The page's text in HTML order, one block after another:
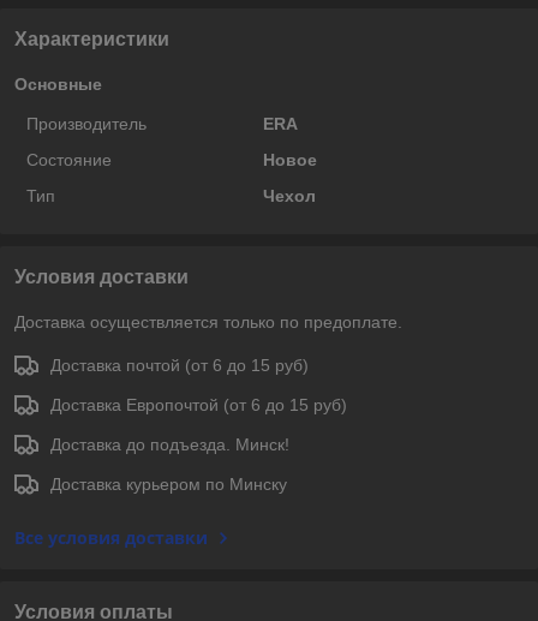
Характеристики
Основные
Производитель
ERA
Состояние
Новое
Тип
Чехол
Условия доставки
Доставка осуществляется только по предоплате.
Доставка почтой (от 6 до 15 руб)
Доставка Европочтой (от 6 до 15 руб)
Доставка до подъезда. Минск!
Доставка курьером по Минску
Все условия доставки
Условия оплаты